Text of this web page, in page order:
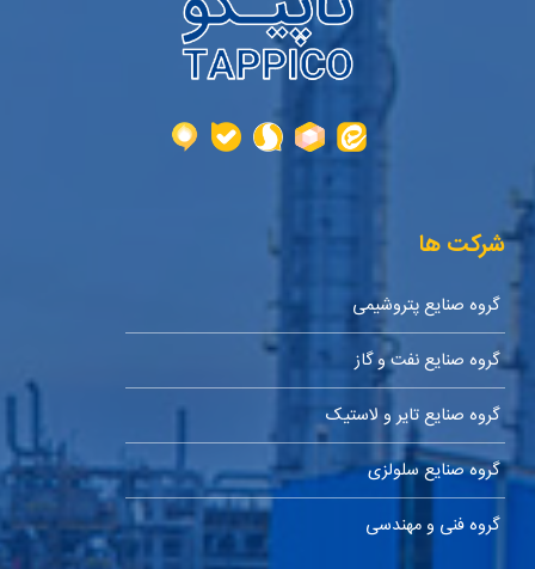
شرکت ها
گروه صنایع پتروشیمی
گروه صنایع نفت و گاز
گروه صنایع تایر و لاستیک
گروه صنایع سلولزی
گروه فنی و مهندسی